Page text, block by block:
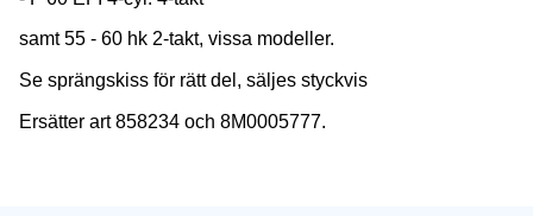
samt 55 - 60 hk 2-takt, vissa modeller.
Se sprängskiss för rätt del, säljes styckvis
Ersätter art 858234 och 8M0005777.